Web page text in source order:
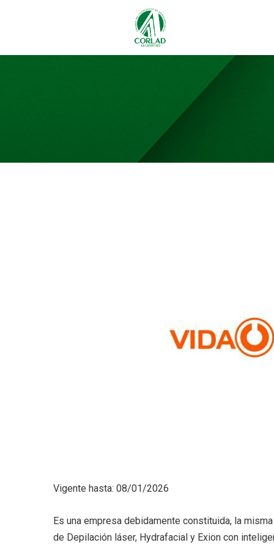
Vigente hasta: 08/01/2026
Es una empresa debidamente constituida, la
de Depilación láser, Hydrafacial y Exion con